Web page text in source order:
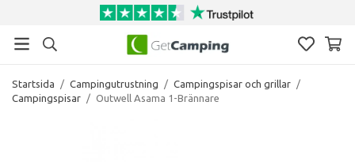
Startsida / Campingutrustning / Campingspisar och grillar /
Campingspisar / Outwell Asama 1-Brännare